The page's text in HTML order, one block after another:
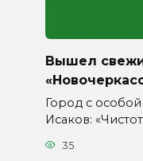
Вышел
Город с особой
Исаков:
35